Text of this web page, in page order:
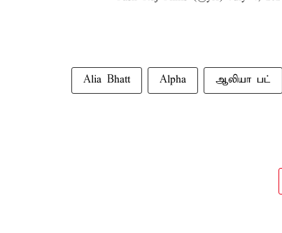
Alia Bhatt Alpha ஆலியா பட்